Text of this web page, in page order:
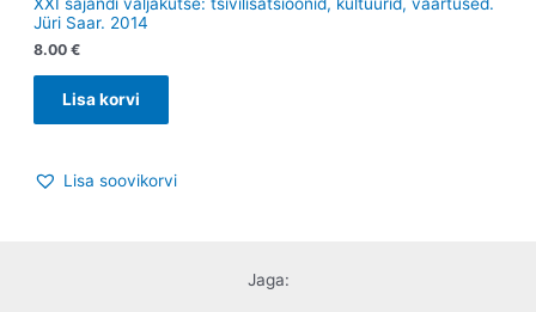
XXI sajandi väljakutse: tsivilisatsioonid, kultuurid, väärtused.
Jüri Saar. 2014
8.00 €
Lisa korvi
Lisa soovikorvi
Jaga: